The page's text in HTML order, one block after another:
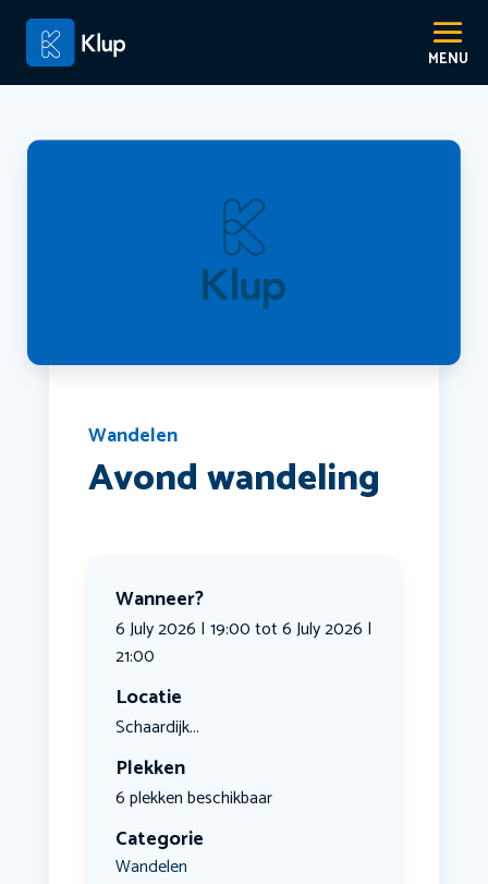
Wandelen
Avond wandeling
Wanneer?
6 July 2026 | 19:00 tot 6 July 2026 |
21:00
Locatie
Schaardijk...
Plekken
6 plekken beschikbaar
Categorie
Wandelen